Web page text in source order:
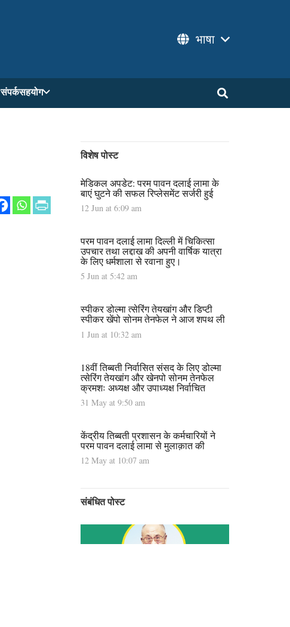
भाषा
संपर्कसहयोग
विशेष पोस्ट
मेडिकल अपडेट: परम पावन दलाई लामा के
बाएं घुटने की सफल रिप्लेसमेंट सर्जरी हुई
12 Jun at 6:09 am
परम पावन दलाई लामा दिल्ली में चिकित्सा
उपचार तथा लद्दाख की अपनी वार्षिक यात्रा
के लिए धर्मशाला से रवाना हुए।
5 Jun at 5:42 am
स्पीकर डोल्मा त्सेरिंग तेयखांग और डिप्टी
स्पीकर खेंपो सोनम तेनफेल ने आज शपथ ली
1 Jun at 10:32 am
18वीं तिब्बती निर्वासित संसद के लिए डोल्मा
त्सेरिंग तेयखांग और खेनपो सोनम तेनफेल
क्रमशः अध्यक्ष और उपाध्यक्ष निर्वाचित
31 May at 9:50 am
केंद्रीय तिब्बती प्रशासन के कर्मचारियों ने
परम पावन दलाई लामा से मुलाक़ात की
12 May at 10:07 am
संबंधित पोस्ट